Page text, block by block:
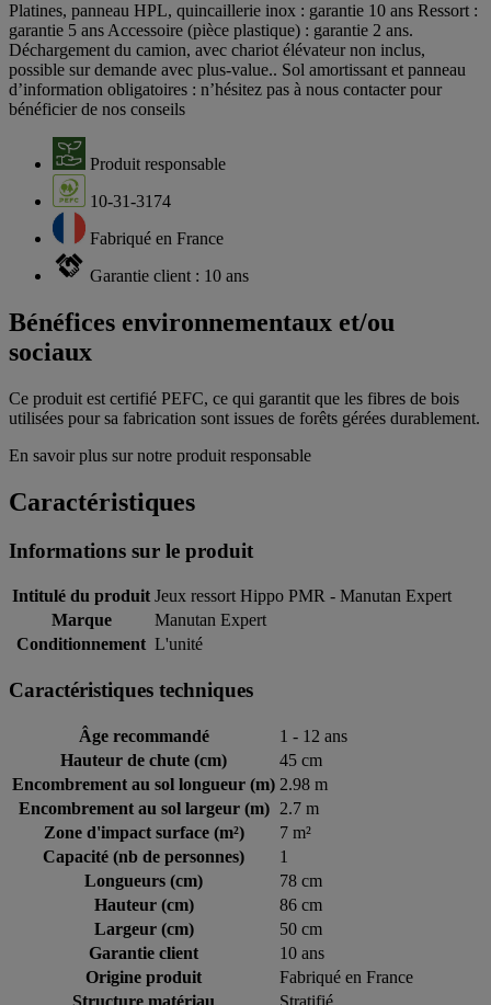
Platines, panneau HPL, quincaillerie inox : garantie 10 ans Ressort :
garantie 5 ans Accessoire (pièce plastique) : garantie 2 ans.
Déchargement du camion, avec chariot élévateur non inclus,
possible sur demande avec plus-value.. Sol amortissant et panneau
d’information obligatoires : n’hésitez pas à nous contacter pour
bénéficier de nos conseils
Produit responsable
10-31-3174
Fabriqué en France
Garantie client : 10 ans
Bénéfices environnementaux et/ou
sociaux
Ce produit est certifié PEFC, ce qui garantit que les fibres de bois
utilisées pour sa fabrication sont issues de forêts gérées durablement.
En savoir plus sur notre produit responsable
Caractéristiques
Informations sur le produit
Intitulé du produit Jeux ressort Hippo PMR - Manutan Expert
Marque
Manutan Expert
Conditionnement L'unité
Caractéristiques techniques
Âge recommandé
1 - 12 ans
Hauteur de chute (cm)
45 cm
Encombrement au sol longueur (m) 2.98 m
Encombrement au sol largeur (m)
2.7 m
Zone d'impact surface (m²)
7 m²
Capacité (nb de personnes)
1
Longueurs (cm)
78 cm
Hauteur (cm)
86 cm
Largeur (cm)
50 cm
Garantie client
10 ans
Origine produit
Fabriqué en France
Structure matériau
Stratifié